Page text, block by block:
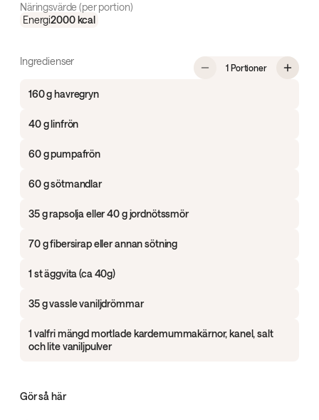
Näringsvärde (per portion)
Energi2000kcal
Ingredienser
1 Portioner, Proteinrik
160 g havregryn
40 g linfrön
60 g pumpafrön
60 g sötmandlar
35 g rapsolja eller 40 g jordnötssmör
70 g fibersirap eller annan sötning
1 st äggvita (ca 40g)
35 g vassle vaniljdrömmar
1 valfri mängd mortlade kardemummakärnor, kanel, salt
och lite vaniljpulver
Gör så här